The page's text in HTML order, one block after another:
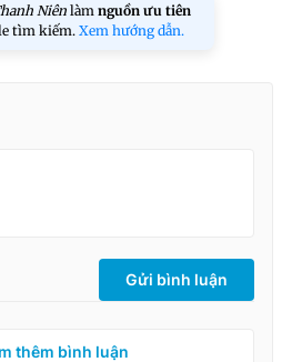
Niên làm nguồn ưu tiên
tìm kiếm. Xem hướng dẫn.
Gửi bình luận
thêm bình luận